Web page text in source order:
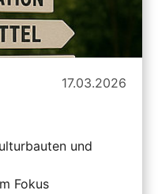
17.03.2026
und
Fokus